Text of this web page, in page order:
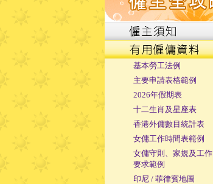
基本勞工法例
主要申請表格範例
2026年假期表
十二生肖及星座表
香港外傭數目統計表
女傭工作時間表範例
女傭守則、家規及工作
要求範例
印尼 / 菲律賓地圖